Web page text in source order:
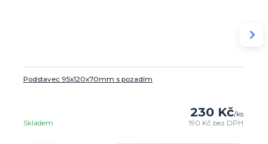
Podstavec 95x120x70mm s pozadím
230 Kč/ks
190 Kč bez DPH
Skladem